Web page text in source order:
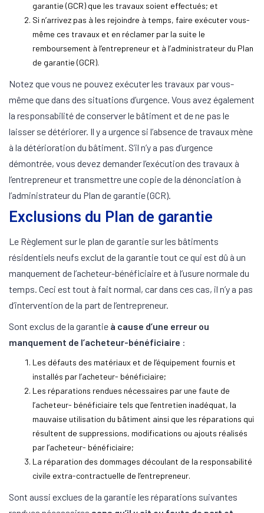
garantie (GCR) que les travaux soient effectués; et
Si n’arrivez pas à les rejoindre à temps, faire exécuter vous-
même ces travaux et en réclamer par la suite le
remboursement à l’entrepreneur et à l’administrateur du Plan
de garantie (GCR).
Notez que vous ne pouvez exécuter les travaux par vous-
même que dans des situations d’urgence. Vous avez également
la responsabilité de conserver le bâtiment et de ne pas le
laisser se détériorer. Il y a urgence si l’absence de travaux mène
à la détérioration du bâtiment. S’il n’y a pas d’urgence
démontrée, vous devez demander l’exécution des travaux à
l’entrepreneur et transmettre une copie de la dénonciation à
l’administrateur du Plan de garantie (GCR).
Exclusions du Plan de garantie
Le Règlement sur le plan de garantie sur les bâtiments
résidentiels neufs exclut de la garantie tout ce qui est dû à un
manquement de l’acheteur-bénéficiaire et à l’usure normale du
temps. Ceci est tout à fait normal, car dans ces cas, il n’y a pas
d’intervention de la part de l’entrepreneur.
Sont exclus de la garantie à cause d’une erreur ou
manquement de l’acheteur-bénéficiaire :
Les défauts des matériaux et de l’équipement fournis et
installés par l’acheteur- bénéficiaire;
Les réparations rendues nécessaires par une faute de
l’acheteur- bénéficiaire tels que l’entretien inadéquat, la
mauvaise utilisation du bâtiment ainsi que les réparations qui
résultent de suppressions, modifications ou ajouts réalisés
par l’acheteur- bénéficiaire;
La réparation des dommages découlant de la responsabilité
civile extra-contractuelle de l’entrepreneur.
Sont aussi exclues de la garantie les réparations suivantes